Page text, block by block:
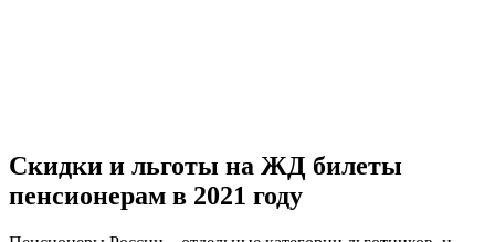
Скидки и льготы на ЖД билеты
пенсионерам в 2021 году